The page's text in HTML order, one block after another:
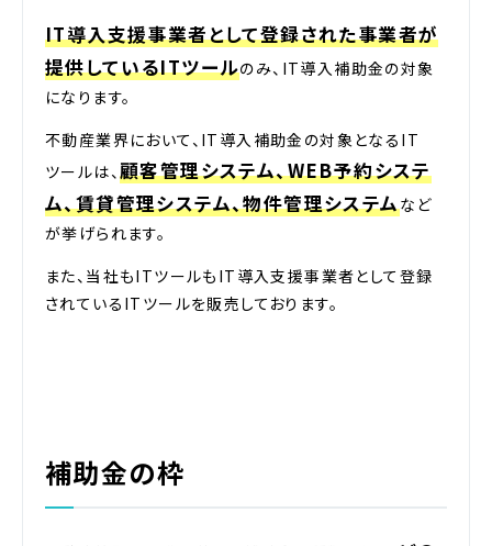
IT導入支援事業者として登録された事業者が
提供しているITツールのみ、IT導入補助金の対象
になります。
不動産業界において、IT導入補助金の対象となるIT
ツールは、 顧客管理システム、WEB予約システ
ム、賃貸管理システム、物件管理システムなど
が挙げられます。
また、当社もITツールもIT導入支援事業者として登録
されているITツールを販売しております。
補助金の枠